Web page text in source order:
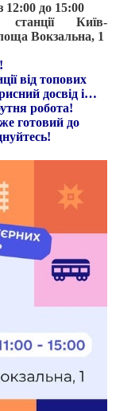
12:00 до 15:00
Київ-
Вокзальна, 1
від топових
досвід і…
робота!
готовий до